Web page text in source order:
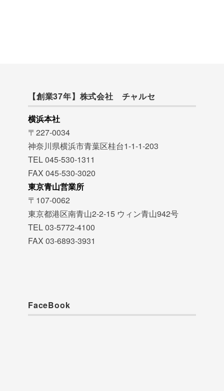
【創業37年】株式会社 チャルセ
横浜本社
〒227-0034
神奈川県横浜市青葉区桂台1-1-1-203
TEL 045-530-1311
FAX 045-530-3020
東京青山営業所
〒107-0062
東京都港区南青山2-2-15 ウィン青山942号
TEL 03-5772-4100
FAX 03-6893-3931
FaceBook